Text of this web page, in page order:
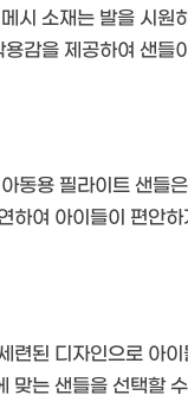
시 소재는 발을 시원
감을 제공하여 샌들
동용 필라이트 샌들
하여 아이들이 편안
된 디자인으로 아
맞는 샌들을 선택할